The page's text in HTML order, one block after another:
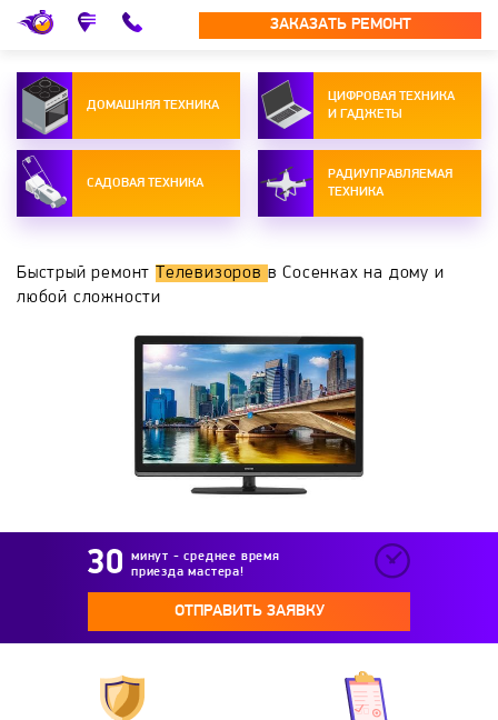
ЗАКАЗАТЬ РЕМОНТ
ДОМАШНЯЯ ТЕХНИКА
ЦИФРОВАЯ ТЕХНИКА
И ГАДЖЕТЫ
САДОВАЯ ТЕХНИКА
РАДИУПРАВЛЯЕМАЯ
ТЕХНИКА
Быстрый ремонт Телевизоров в Сосенках на дому и
любой сложности
минут - среднее время
приезда мастера!
ОТПРАВИТЬ ЗАЯВКУ